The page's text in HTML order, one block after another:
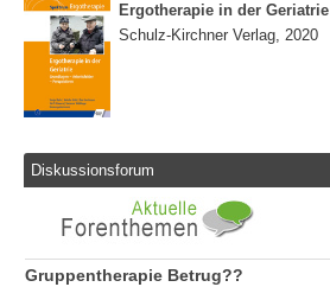
Ergotherapie in der Geriatrie
Schulz-Kirchner Verlag, 2020
Diskussionsforum
Gruppentherapie Betrug??